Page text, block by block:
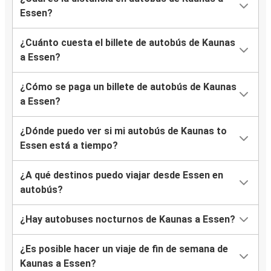
Essen?
¿Cuánto cuesta el billete de autobús de Kaunas
a Essen?
¿Cómo se paga un billete de autobús de Kaunas
a Essen?
¿Dónde puedo ver si mi autobús de Kaunas to
Essen está a tiempo?
¿A qué destinos puedo viajar desde Essen en
autobús?
¿Hay autobuses nocturnos de Kaunas a Essen?
¿Es posible hacer un viaje de fin de semana de
Kaunas a Essen?